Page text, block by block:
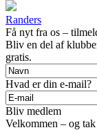
Randers
Få nyt fra os –
Bliv en del af
gratis.
Hvad er din e-mail?
Bliv medlem
Velkommen – og